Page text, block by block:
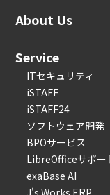
About Us
Service
ITセキュリティ
iSTAFF
iSTAFF24
ソフトウェア開発
BPOサービス
LibreOfficeサポー
exaBase AI